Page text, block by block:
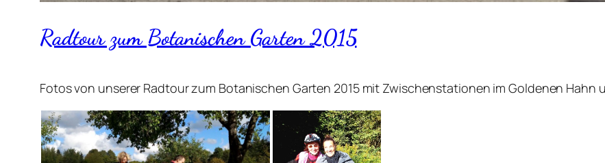
Radtour zum Botanischen Garten 2015
Fotos von unserer Radtour zum Botanischen Garten 2015 mit Zwischenstationen im Goldenen Hahn